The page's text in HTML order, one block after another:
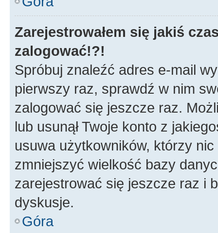
Zarejestrowałem się jakiś
zalogować!?!
Spróbuj znaleźć adres e-mail
pierwszy raz, sprawdź w nim
zalogować się jeszcze raz.
lub usunął Twoje konto z
usuwa użytkowników, którzy
zmniejszyć wielkość bazy
zarejestrować się jeszcze raz i
dyskusje.
Góra